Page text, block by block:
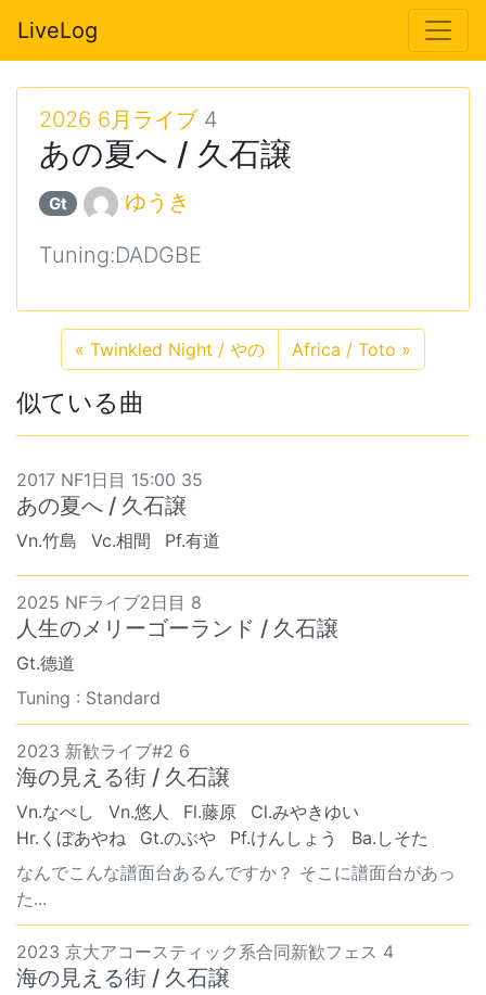
LiveLog
2026 6月ライブ4
あの夏へ / 久石譲
Gt ゆうき
Tuning:DADGBE
« Twinkled Night / やの Africa / Toto »
似ている曲
2017 NF1日目 15:00 35
あの夏へ / 久石譲
Vn.竹島 Vc.相間 Pf.有道
2025 NFライブ2日目 8
人生のメリーゴーランド / 久石譲
Gt.德道
Tuning : Standard
2023 新歓ライブ#2 6
海の見える街 / 久石譲
Vn.なべし Vn.悠人 Fl.藤原
Cl.みやきゆい
Hr.くぼあやね
Gt.のぶや Pf.けんしょう
Ba.しそた
なんでこんな譜面台あるんですか？ そこに譜面台があっ
た...
2023 京大アコースティック系合同新歓フェス 4
海の見える街 / 久石譲